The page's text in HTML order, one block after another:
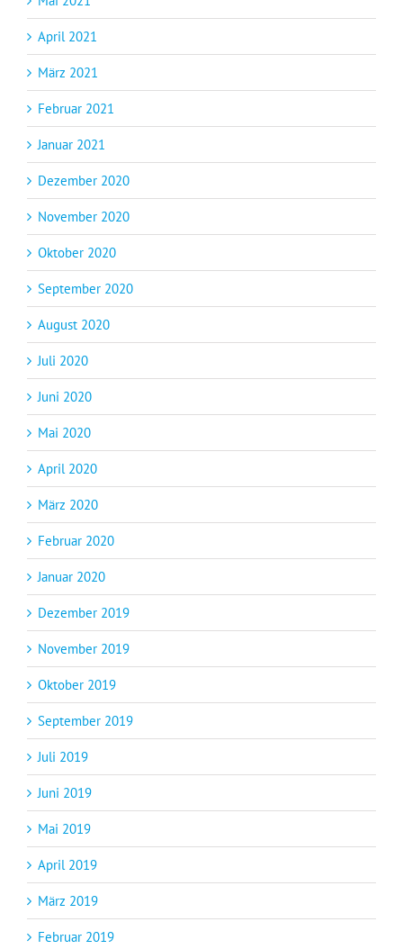
April 2021
März 2021
Februar 2021
Januar 2021
Dezember 2020
November 2020
Oktober 2020
September 2020
August 2020
Juli 2020
Juni 2020
Mai 2020
April 2020
März 2020
Februar 2020
Januar 2020
Dezember 2019
November 2019
Oktober 2019
September 2019
Juli 2019
Juni 2019
Mai 2019
April 2019
März 2019
Februar 2019